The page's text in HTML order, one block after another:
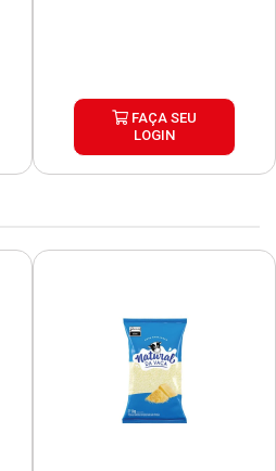
FAÇA SEU
LOGIN